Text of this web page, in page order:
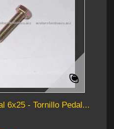
6x25 - Tornillo Pedal...